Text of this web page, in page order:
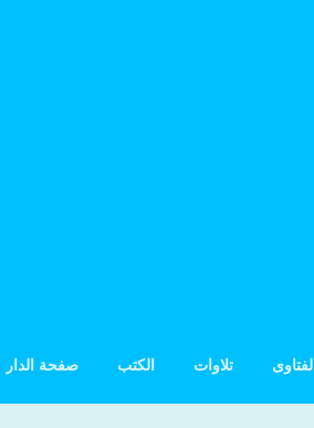
الفتاوى تلاوات الكتب صفحة الدار